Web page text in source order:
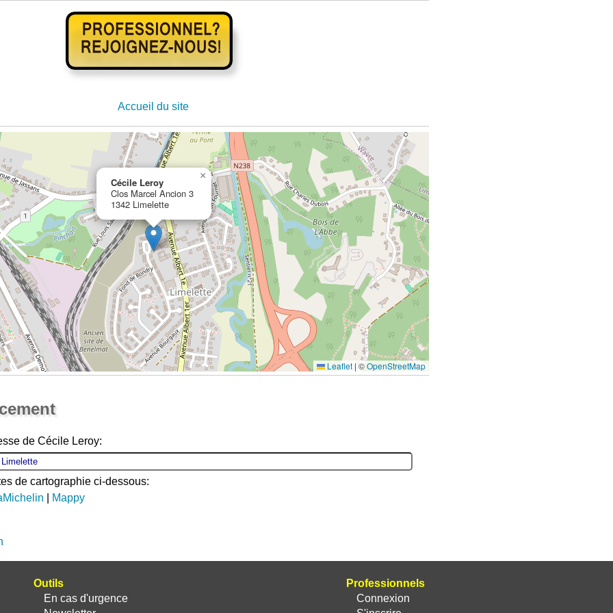
Accueil du site
Cécile Leroy
Clos Marcel Ancion 3
1342 Limelette
×
Leaflet | ©OpenStreetMap
de Cécile Leroy:
de cartographie ci-dessous:
Mappy
Professionnels
Connexion
Outils
En cas d'urgence